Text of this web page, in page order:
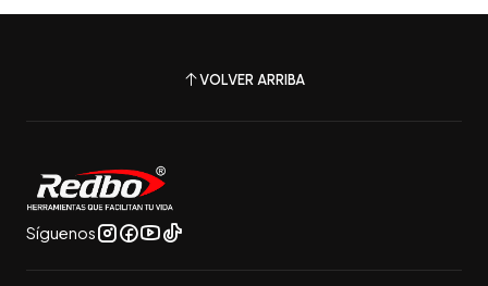
VOLVER ARRIBA
Síguenos